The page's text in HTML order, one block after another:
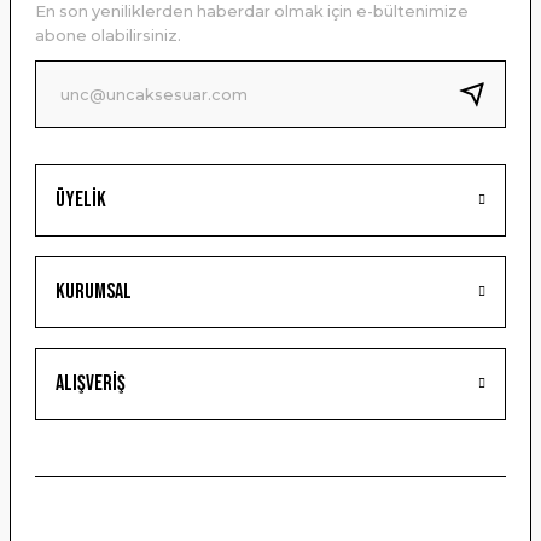
Ürün bilgilerinde hatalar bulunuyor.
Ürün fiyatı diğer sitelerden daha pahalı.
Bu ürüne benzer farklı alternatifler olmalı.
Gönder
Üyelik
Kurumsal
Alışveriş
En son yeniliklerden haberdar olmak için e-bültenimize
abone olabilirsiniz.